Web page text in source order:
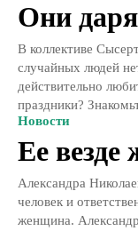
Они
В коллективе
случайных людей
действительно любит эту
праздники?
Новости
Ее везде
Александра
человек и
женщина.